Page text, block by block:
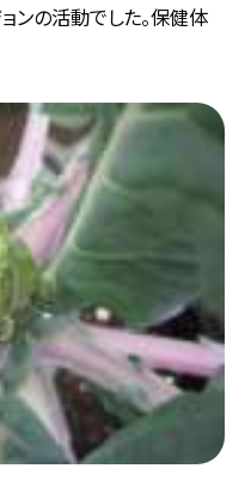
ンの活動でした。保健体